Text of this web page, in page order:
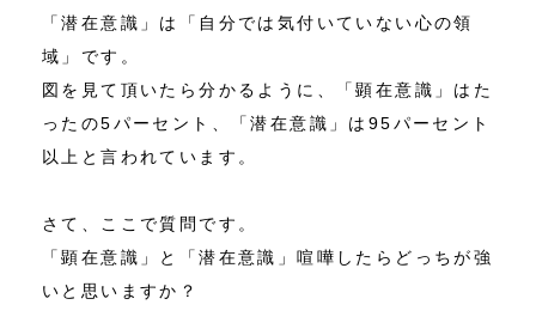
「潜在意識」は「自分では気付いていない心の領
域」です。
図を見て頂いたら分かるように、「顕在意識」はた
ったの5パーセント、「潜在意識」は95パーセント
以上と言われています。
さて、ここで質問です。
「顕在意識」と「潜在意識」喧嘩したらどっちが強
いと思いますか？